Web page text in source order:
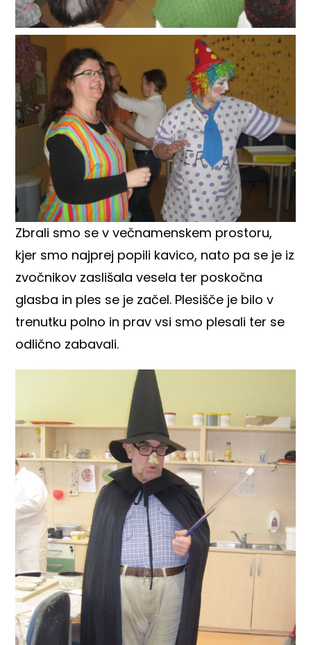
Zbrali smo se v večnamenskem prostoru,
kjer smo najprej popili kavico, nato pa se je iz
zvočnikov zaslišala vesela ter poskočna
glasba in ples se je začel. Plesišče je bilo v
trenutku polno in prav vsi smo plesali ter se
odlično zabavali.